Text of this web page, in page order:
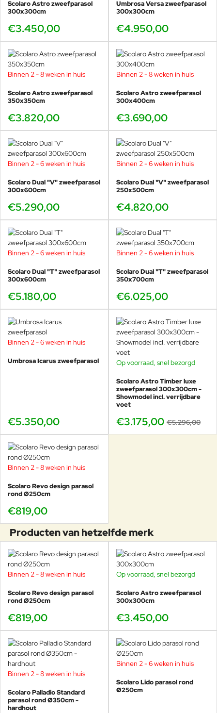
Met de Scolaro Astro zweefparasol kies je voor stijlvolle schaduw
en ultiem gemak, een echte eyecatcher die jarenlang meegaat.
Scolaro Astro zweefparasol
300x300cm
€3.450,00
Umbrosa Versa zweefparasol
300x300cm
€4.950,00
Binnen 2 - 8 weken in huis
Scolaro Astro zweefparasol
350x350cm
€3.820,00
Binnen 2 - 8 weken in huis
Scolaro Astro zweefparasol
300x400cm
€3.690,00
Binnen 2 - 6 weken in huis
Scolaro Dual "V" zweefparasol
300x600cm
€5.290,00
Binnen 2 - 6 weken in huis
Scolaro Dual "V" zweefparasol
250x500cm
€4.820,00
Binnen 2 - 6 weken in huis
Scolaro Dual "T" zweefparasol
300x600cm
€5.180,00
Binnen 2 - 6 weken in huis
Scolaro Dual "T" zweefparasol
350x700cm
€6.025,00
Binnen 2 - 6 weken in huis
Umbrosa Icarus zweefparasol
€5.350,00
SHOWMODEL
Op voorraad, snel bezorgd
Scolaro Astro Timber luxe
zweefparasol 300x300cm -
Showmodel incl. verrijdbare
voet
€3.175,00 €5.296,00
Binnen 2 - 8 weken in huis
Scolaro Revo design parasol
rond Ø250cm
€819,00
Producten van hetzelfde merk
Binnen 2 - 8 weken in huis
Scolaro Revo design parasol
rond Ø250cm
€819,00
Op voorraad, snel bezorgd
Scolaro Astro zweefparasol
300x300cm
€3.450,00
Binnen 2 - 8 weken in huis
Scolaro Palladio Standard
parasol rond Ø350cm -
hardhout
Binnen 2 - 6 weken in huis
Scolaro Lido parasol rond
Ø250cm